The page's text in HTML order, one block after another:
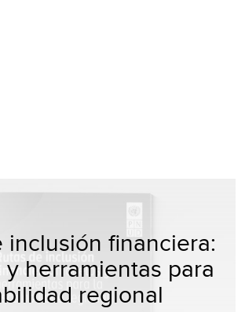
inclusión financiera:
herramientas para
regional